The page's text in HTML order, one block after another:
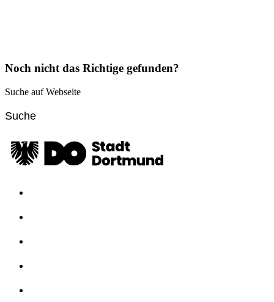
Noch nicht das Richtige gefunden?
Suche auf Webseite